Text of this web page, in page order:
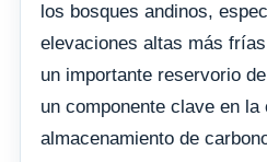
los bosques andinos,
elevaciones altas más
un importante reservorio
un componente clave en la
almacenamiento de